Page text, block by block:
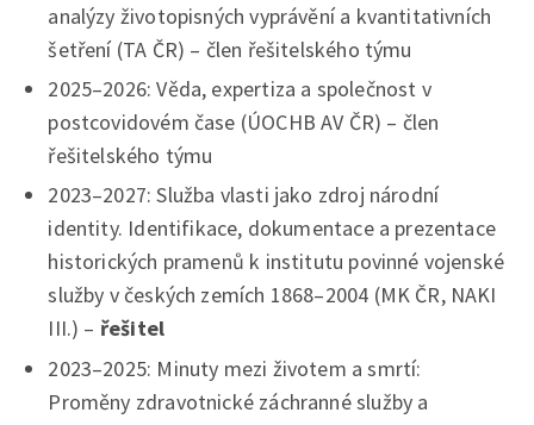
analýzy životopisných vyprávění a kvantitativních
šetření (TA ČR) – člen řešitelského týmu
2025–2026: Věda, expertiza a společnost v
postcovidovém čase (ÚOCHB AV ČR) – člen
řešitelského týmu
2023–2027: Služba vlasti jako zdroj národní
identity. Identifikace, dokumentace a prezentace
historických pramenů k institutu povinné vojenské
služby v českých zemích 1868–2004 (MK ČR, NAKI
III.) – řešitel
2023–2025: Minuty mezi životem a smrtí:
Proměny zdravotnické záchranné služby a